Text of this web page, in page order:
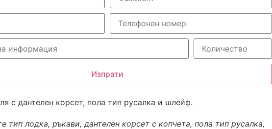
Изпрати
с дантелен корсет, пола тип русалка и шлейф.
тип лодка, ръкави, дантелен корсет с копчета, пола тип русалка,